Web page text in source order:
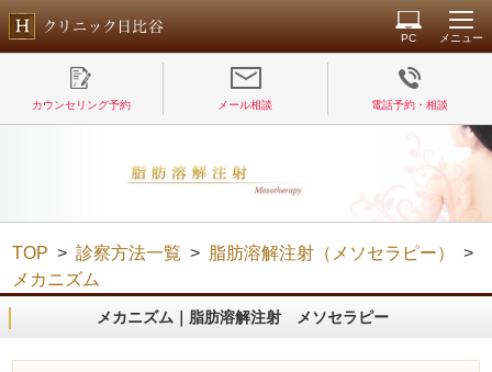
PC メニュー
カウンセリング予約 メール相談 電話予約・相談
TOP >診察方法一覧 > 脂肪溶解注射（メソセラピー）
>
メカニズム
メカニズム｜脂肪溶解注射 メソセラピー